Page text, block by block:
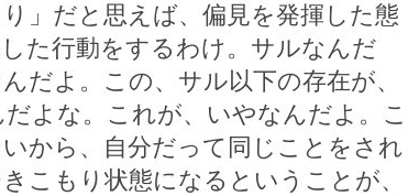
」だと思えば、偏見を発揮した態
た行動をするわけ。サルなんだ
だよ。この、サル以下の存在が、
よな。これが、いやなんだよ。こ
から、自分だって同じことをされ
こもり状態になるということが、